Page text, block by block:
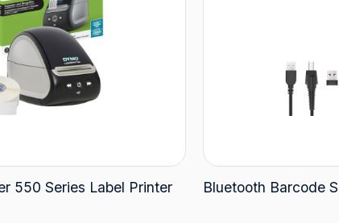
550 Series Label Printer Bluetooth Barcode